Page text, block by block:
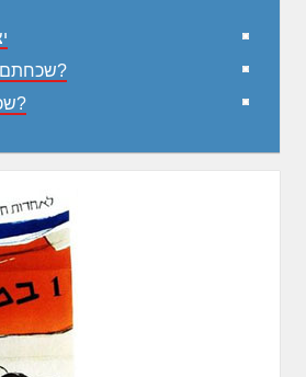
שכחתם שם משתמש?
שכחתם סיסמא?